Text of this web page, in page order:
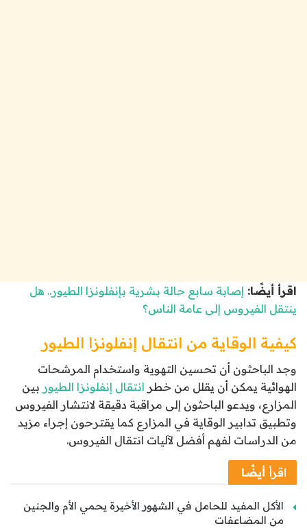
اقرأ أيضًا: إصابة سابع حالة بشرية بإنفلونزا الطيور.. هل
ينتقل الفيروس إلى عامة الناس؟
كيفية الوقاية من انتقال إنفلونزا الطيور
وجد الباحثون أن تحسين التهوية واستخدام المرشحات
الهوائية يمكن أن يقلل من خطر انتقال إنفلونزا الطيور بين
المزارع، ويدعو الباحثون إلى مراقبة دقيقة لانتشار الفيروس
وتطبيق تدابير الوقاية في المزارع كما يقترحون إجراء مزيد
من الدراسات لفهم أفضل لآليات انتقال الفيروس.
اقرأ أيضًا
الأكل المفيد للحامل في الشهور الأخيرة يحمي الأم والجنين
من المضاعفات